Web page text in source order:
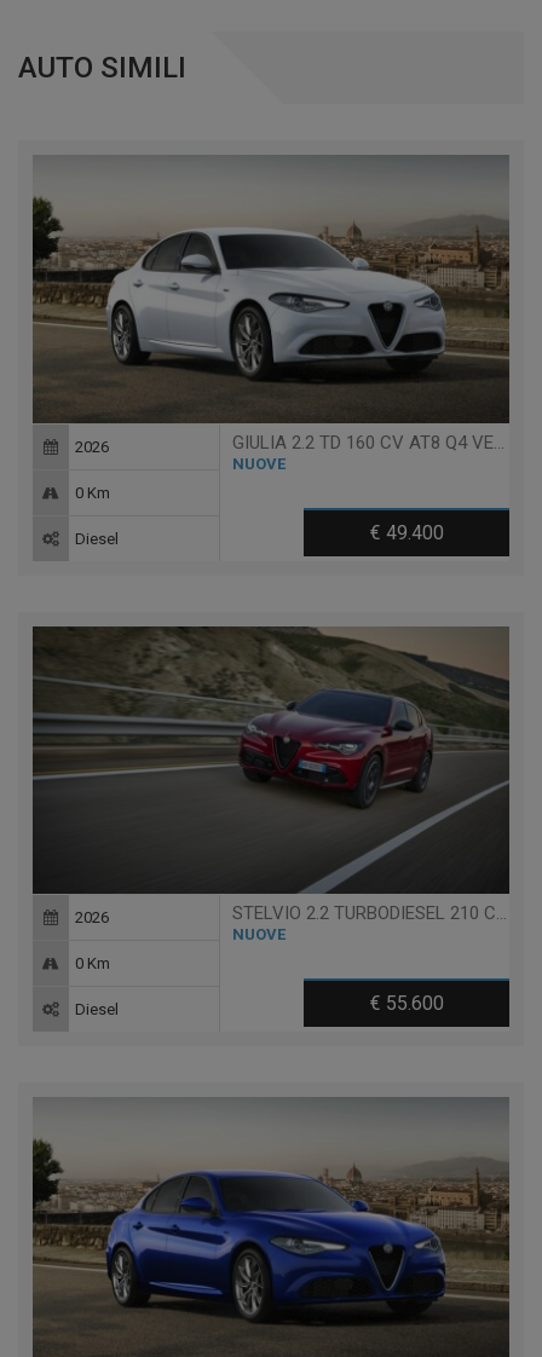
AUTO SIMILI
NUOVE
€ 49.400
2026
0 Km
Diesel
STELVIO 2.2 TURBODIESEL 210 CV AT8 Q4 SPRINT
NUOVE
€ 55.600
2026
0 Km
Diesel